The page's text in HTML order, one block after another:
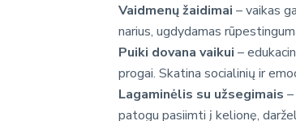
Vaidmenų žaidimai – vaikas
narius, ugdydamas
Puiki dovana vaikui –
progai. Skatina socialinių ir
Lagaminėlis su užsegimais
patogu pasiimti į kelionę,